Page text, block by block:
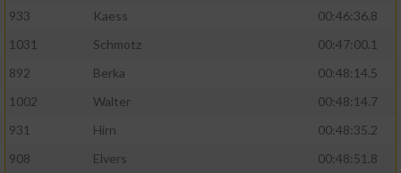
933
Kaess
00:46:36.8
1031
Schmotz
00:47:00.1
892
Berka
00:48:14.5
1002
Walter
00:48:14.7
931
Hirn
00:48:35.2
908
Elvers
00:48:51.8